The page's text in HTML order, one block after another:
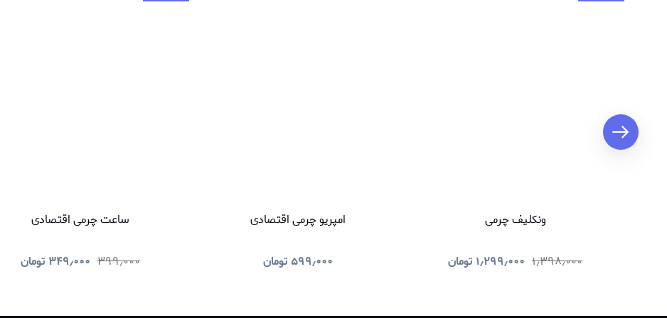
ونکلیف چرمی
۱٫۳۹۸٫۰۰۰ ۱٫۲۹۹٫۰۰۰ تومان
امپریو چرمی اقتصادی
۵۹۹٫۰۰۰تومان
ساعت چرمی اقتصادی
۳۹۹٫۰۰۰ ۳۴۹٫۰۰۰ تومان